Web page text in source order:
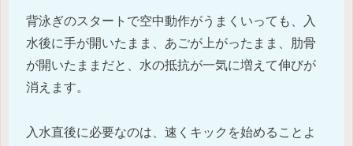
背泳ぎのスタートで空中動作がうまくいっても、入
水後に手が開いたまま、あごが上がったまま、肋骨
が開いたままだと、水の抵抗が一気に増えて伸びが
消えます。
入水直後に必要なのは、速くキックを始めることよ